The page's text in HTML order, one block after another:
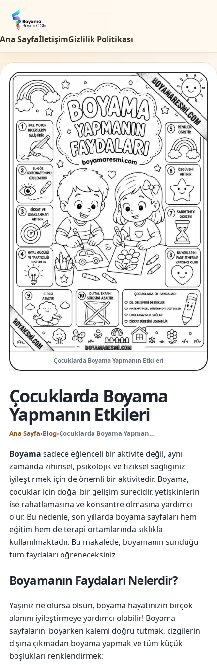
Ana SayfaİletişimGizlilik Politikası
Çocuklarda Boyama Yapmanın Etkileri
Çocuklarda Boyama
Yapmanın Etkileri
Ana Sayfa›Blog› Çocuklarda Boyama Yapmanın Etkileri
Boyama sadece eğlenceli bir aktivite değil, aynı
zamanda zihinsel, psikolojik ve fiziksel sağlığınızı
iyileştirmek için de önemli bir aktivitedir. Boyama,
çocuklar için doğal bir gelişim sürecidir, yetişkinlerin
ise rahatlamasına ve konsantre olmasına yardımcı
olur. Bu nedenle, son yıllarda boyama sayfaları hem
eğitim hem de terapi ortamlarında sıklıkla
kullanılmaktadır. Bu makalede, boyamanın sunduğu
tüm faydaları öğreneceksiniz.
Boyamanın Faydaları Nelerdir?
Yaşınız ne olursa olsun, boyama hayatınızın birçok
alanını iyileştirmeye yardımcı olabilir! Boyama
sayfalarını boyarken kalemi doğru tutmak, çizgilerin
dışına çıkmadan boyama yapmak ve tüm küçük
boşlukları renklendirmek: